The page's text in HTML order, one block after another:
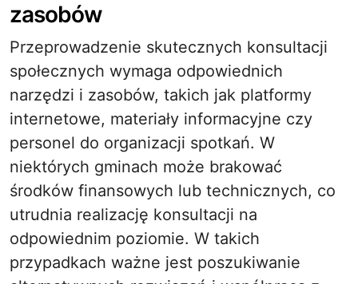
zasobów
Przeprowadzenie skutecznych konsultacji
społecznych wymaga odpowiednich
narzędzi i zasobów, takich jak platformy
internetowe, materiały informacyjne czy
personel do organizacji spotkań. W
niektórych gminach może brakować
środków finansowych lub technicznych, co
utrudnia realizację konsultacji na
odpowiednim poziomie. W takich
przypadkach ważne jest poszukiwanie